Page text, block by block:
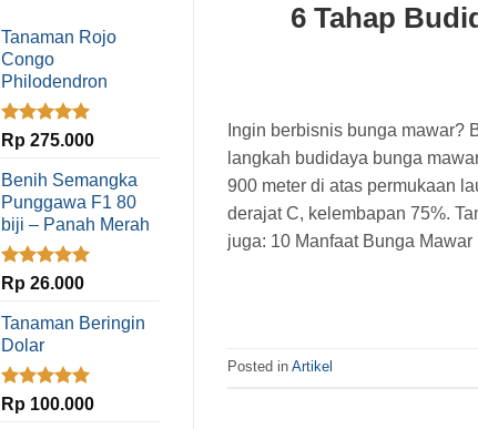
Tanaman Rojo
Congo
Philodendron
Dinilai5.00
dari 5
Rp 275.000
Benih Semangka
Punggawa F1 80
biji – Panah Merah
Dinilai5.00
dari 5
Rp 26.000
Tanaman Beringin
Dolar
Dinilai5.00
dari 5
Rp 100.000
6 Tahap
Ingin berbisnis bunga mawar?
langkah budidaya bunga
900 meter di atas permukaan
derajat C, kelembapan 75%.
juga: 10 Manfaat Bunga
Posted in Artikel